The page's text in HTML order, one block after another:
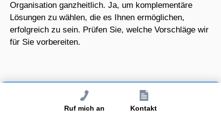
Organisation ganzheitlich. Ja, um komplementäre
Lösungen zu wählen, die es Ihnen ermöglichen,
erfolgreich zu sein. Prüfen Sie, welche Vorschläge wir
für Sie vorbereiten.
PR-Agentur Kalisz?
Ruf mich an Kontakt